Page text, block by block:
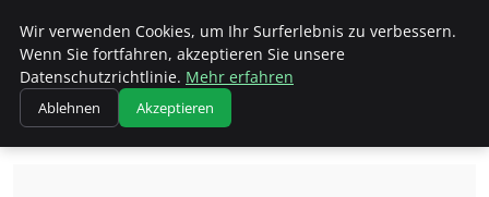
Wk Institut
Startseite Frauen / Mode
Wir verwenden Cookies, um Ihr Surferlebnis zu verbessern.
Wenn Sie fortfahren, akzeptieren Sie unsere
Datenschutzrichtlinie. Mehr erfahren
Ablehnen Akzeptieren